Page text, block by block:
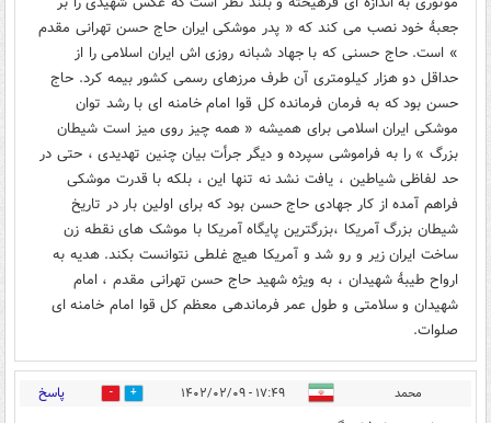
جعبهٔ خود نصب می کند که « پدر موشکی ایران حاج حسن تهرانی مقدم
» است. حاج حسنی که با جهاد شبانه روزی اش ایران اسلامی را از
حداقل دو هزار کیلومتری آن طرف مرزهای رسمی کشور بیمه کرد. حاج
حسن بود که به فرمان فرمانده کل قوا امام خامنه ای با رشد توان
موشکی ایران اسلامی برای همیشه « همه چیز روی میز است شیطان
بزرگ » را به فراموشی سپرده و دیگر جرأت بیان چنین تهدیدی ، حتی در
حد لفاظی شیاطین ، یافت نشد نه تنها این ، بلکه با قدرت موشکی
فراهم آمده از کار جهادی حاج حسن بود که برای اولین بار در تاریخ
شیطان بزرگ آمریکا ،بزرگترین پایگاه آمریکا با موشک های نقطه زن
ساخت ایران زیر و رو شد و آمریکا هیچ غلطی نتوانست بکند. هدیه به
ارواح طیبهٔ شهیدان ، به ویژه شهید حاج حسن تهرانی مقدم ، امام
شهیدان و سلامتی و طول عمر فرماندهی معظم کل قوا امام خامنه ای
صلوات.
محمد ۱۷:۴۹ - ۱۴۰۲/۰۲/۰۹ 24 پاسخ